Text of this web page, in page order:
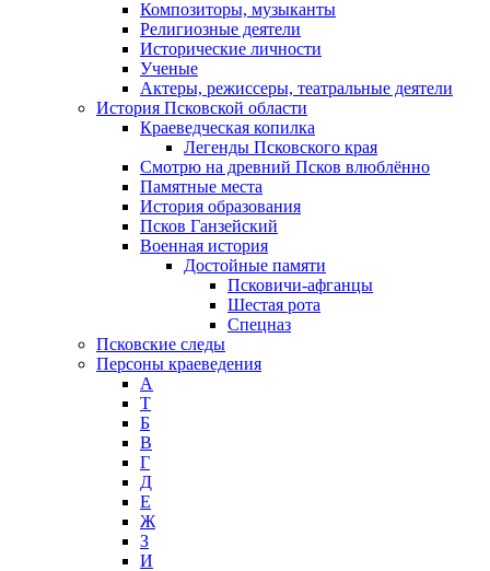
Композиторы, музыканты
Религиозные деятели
Исторические личности
Ученые
Актеры, режиссеры, театральные деятели
История Псковской области
Краеведческая копилка
Легенды Псковского края
Смотрю на древний Псков влюблённо
Памятные места
История образования
Псков Ганзейский
Военная история
Достойные памяти
Псковичи-афганцы
Шестая рота
Спецназ
Псковские следы
Персоны краеведения
А
T
Б
В
Г
Д
Е
Ж
З
И